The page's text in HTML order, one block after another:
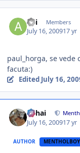
adi Members
July 16, 200917 yr
paul_horga, se vede
facuta:)
Edited July 16,
Mihai
July 16, 200917 yr
AUTHOR MENTHOLBOY